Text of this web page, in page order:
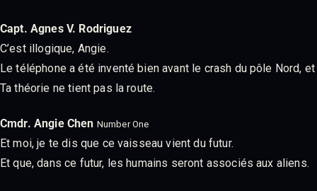
Capt. Agnes V. Rodriguez
C’est illogique, Angie.
Le téléphone a été inventé bien avant le crash du pôle Nord,
Ta théorie ne tient pas la route.
Cmdr. Angie Chen Number One
Et moi, je te dis que ce vaisseau vient du futur.
Et que, dans ce futur, les humains seront associés aux aliens.